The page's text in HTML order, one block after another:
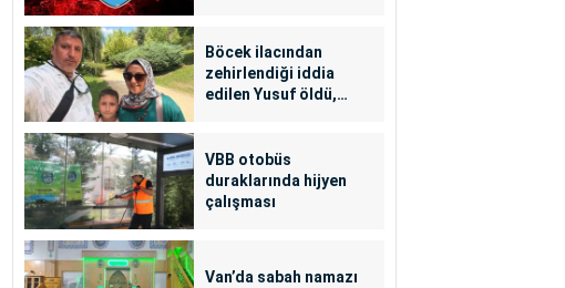
Böcek ilacından
zehirlendiği iddia
edilen Yusuf öldü,
VBB otobüs
duraklarında hijyen
çalışması
Van’da sabah namazı